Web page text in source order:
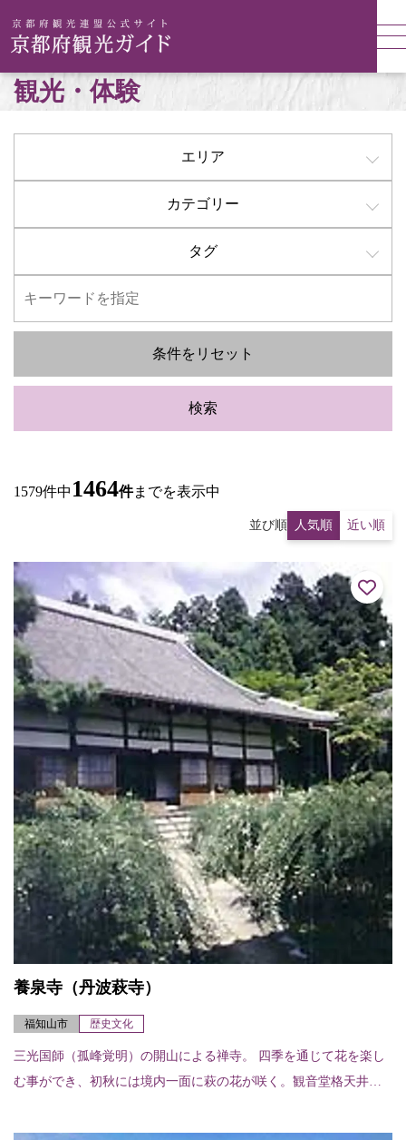
観光・体験
エリア
カテゴリー
タグ
条件をリセット
検索
1579件中 1464件までを表示中
並び順 人気順 近い順
養泉寺（丹波萩寺）
福知山市 歴史文化
三光国師（孤峰覚明）の開山による禅寺。 四季を通じて花を楽し
む事ができ、初秋には境内一面に萩の花が咲く。観音堂格天井は
に描かれている。